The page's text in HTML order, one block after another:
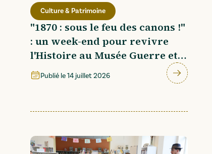
Culture & Patrimoine
"1870 : sous le feu des canons !"
: un week-end pour revivre
l'Histoire au Musée Guerre et
PaixPublié le14 juillet 2026